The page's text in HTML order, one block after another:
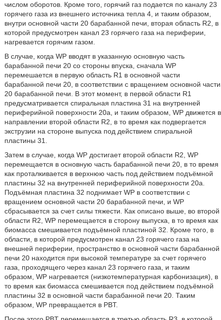
числом оборотов. Кроме того, горячий газ подается по каналу 23
горячего газа из внешнего источника тепла 4, и таким образом,
внутри основной части 20 барабанной печи, вторая область R2, в
которой предусмотрен канал 23 горячего газа на периферии,
нагревается горячим газом.
В случае, когда WP вводят в указанную основную часть
барабанной печи 20 со стороны впуска, сначала WP
перемешается в первую область R1 в основной части
барабанной печи 20, в соответствии с вращением основной части
20 барабанной печи. В этот момент, в первой области R1
предусматривается спиральная пластина 31 на внутренней
периферийной поверхности 20a, и таким образом, WP движется в
направлении второй области R2, в то время как подвергается
экструзии на стороне выпуска под действием спиральной
пластины 31.
Затем в случае, когда WP достигает второй области R2, WP
перемещается в основную часть барабанной печи 20, в то время
как проталкивается в верхнюю часть под действием подъёмной
пластины 32 на внутренней периферийной поверхности 20a.
Подъёмная пластина 32 поднимает WP в соответствии с
вращением основной части 20 барабанной печи, и WP
сбрасывается за счет силы тяжести. Как описано выше, во второй
области R2, WP перемещается в сторону выпуска, в то время как
биомасса смешивается подъёмной пластиной 32. Кроме того, в
области, в которой предусмотрен канал 23 горячего газа на
внешней периферии, пространство в основной части барабанной
печи 20 находится при высокой температуре за счет горячего
газа, проходящего через канал 23 горячего газа, и таким
образом, WP нагревается (низкотемпературная карбонизация), в
то время как биомасса смешивается под действием подъёмной
пластины 32 в основной части барабанной печи 20. Таким
образом, WP превращается в PBT.